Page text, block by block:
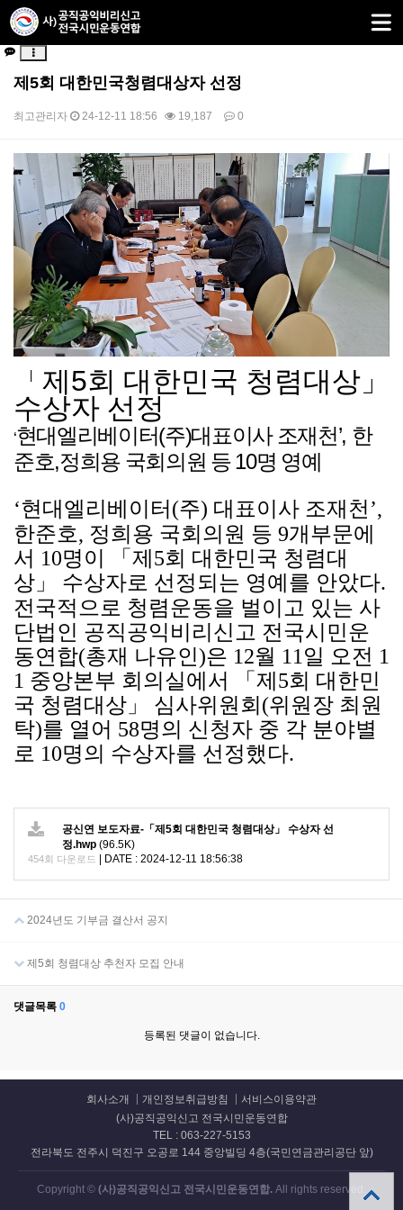
제5회 대한민국청렴대상자 선정
최고관리자 24-12-11 18:56 19,187 0
본문
「 제5회 대한민국 청렴대상 」
수상자 선정
‘현대엘리베이터(주)대표이사 조재천’, 한
준호,정희용 국회의원 등10명 영예
‘현대엘리베이터 (주) 대표이사 조재천’,
한준호, 정희용 국회의원 등 9개부문에
서 10명이 「 제 5회 대한민국 청렴대
상 」 수상자로 선정되는 영예를 안았다.
전국적으로 청렴운동을 벌이고 있는 사
단법인 공직공익비리신고 전국시민운
동연합(총재 나유인)은 12월 11 일 오전 1
1 중앙본부 회의실에서 「 제 5회 대한민
국 청렴대상 」 심사위원회 (위원장 최원
탁)를 열어 58명의 신청자 중 각 분야별
로 10명의 수상자를 선정했다.
공신연 보도자료-「제5회 대한민국 청렴대상」 수상자 선
정.hwp (96.5K)
454회 다운로드 | DATE : 2024-12-11 18:56:38
2024년도 기부금 결산서 공지
제5회 청렴대상 추천자 모집 안내
댓글목록 0
등록된 댓글이 없습니다.
회사소개 개인정보취급방침
서비스이용약관
(사)공직공익신고 전국시민운동연합
TEL : 063-227-5153
전라북도 전주시 덕진구 오공로 144 중앙빌딩 4층(국민연금관리공단 앞)
Copyright © (사)공직공익신고 전국시민운동연합. All rights reserved.